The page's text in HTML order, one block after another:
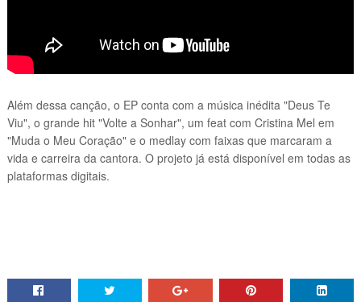
Além dessa canção, o EP conta com a música inédita "Deus Te
Viu", o grande hit "Volte a Sonhar", um feat com Cristina Mel em
"Muda o Meu Coração" e o medlay com faixas que marcaram a
vida e carreira da cantora. O projeto já está disponível em todas as
plataformas digitais.